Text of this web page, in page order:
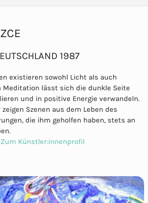
1987
existieren sowohl Licht als auch
Meditation lässt sich die dunkle Seite
und in positive Energie verwandeln.
Szenen aus dem Leben des
die ihm geholfen haben, stets an
Zum Künstler:innenprofil